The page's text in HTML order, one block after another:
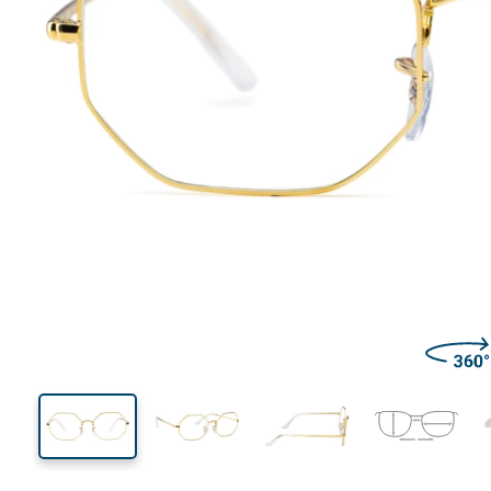
Calibre total dos óculos
45 mm
Comprimento do cristal Calibre do cristal
do cristal